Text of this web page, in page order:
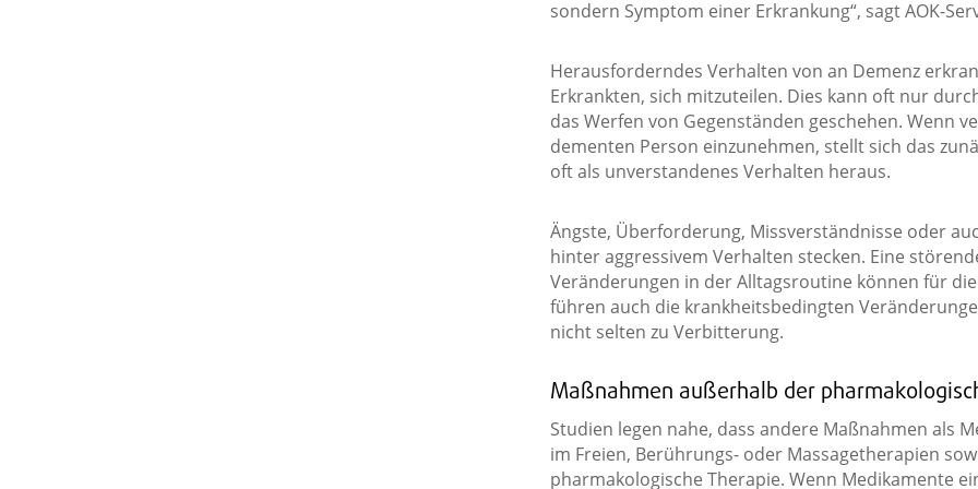
sondern Symptom einer Erkrankung“, sagt AOK-
Herausforderndes Verhalten von an Demenz
Erkrankten, sich mitzuteilen. Dies kann oft nur
das Werfen von Gegenständen geschehen. Wenn
dementen Person einzunehmen, stellt sich das
oft als unverstandenes Verhalten heraus.
Ängste, Überforderung, Missverständnisse oder
hinter aggressivem Verhalten stecken. Eine
Veränderungen in der Alltagsroutine können für
führen auch die krankheitsbedingten
nicht selten zu Verbitterung.
Maßnahmen außerhalb der
Studien legen nahe, dass andere Maßnahmen als
im Freien, Berührungs- oder Massagetherapien
pharmakologische Therapie. Wenn Medikamente